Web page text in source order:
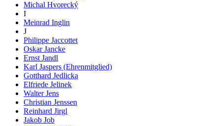
Michal Hvorecký
I
Meinrad Inglin
J
Philippe Jaccottet
Oskar Jancke
Ernst Jandl
Karl Jaspers (Ehrenmitglied)
Gotthard Jedlicka
Elfriede Jelinek
Walter Jens
Christian Jenssen
Reinhard Jirgl
Jakob Job